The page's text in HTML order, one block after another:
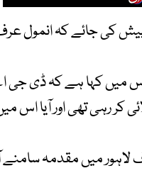
کی جائے کہ انمول
کہا ہے کہ ڈی جی اے
رہی تھی اور آیا اس
میں مقدمہ